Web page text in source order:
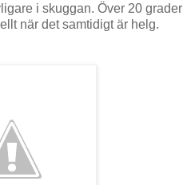
i skuggan. Över 20 grader
när det samtidigt är helg.